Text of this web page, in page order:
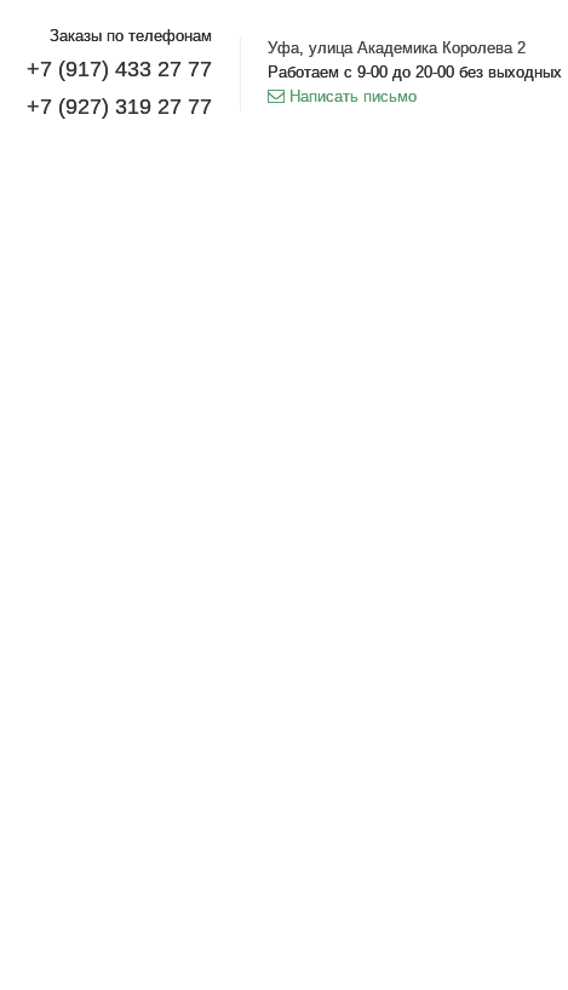
Заказы по телефонам
+7 (917) 433 27 77
+7 (927) 319 27 77
Уфа, улица Академика Королева 2
Работаем с 9-00 до 20-00 без выходных
Написать письмо